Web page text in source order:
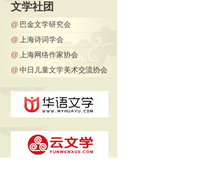
文学社团
@ 巴金文学研究会
@
上海诗词学会
@
上海网络作家协会
@ 中日儿童文学美术交流协会